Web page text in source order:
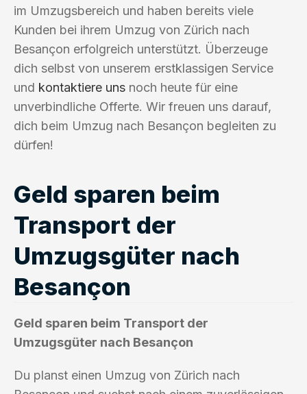
im Umzugsbereich und haben bereits viele
Kunden bei ihrem Umzug von Zürich nach
Besançon erfolgreich unterstützt. Überzeuge
dich selbst von unserem erstklassigen Service
und kontaktiere uns noch heute für eine
unverbindliche Offerte. Wir freuen uns darauf,
dich beim Umzug nach Besançon begleiten zu
dürfen!
Geld sparen beim
Transport der
Umzugsgüter nach
Besançon
Geld sparen beim Transport der
Umzugsgüter nach Besançon
Du planst einen Umzug von Zürich nach